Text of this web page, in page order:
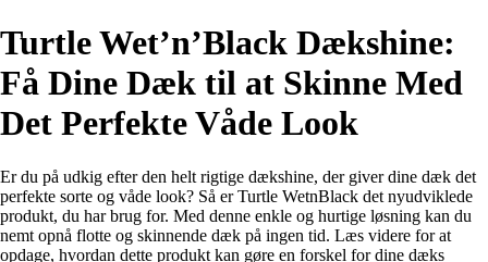
Turtle Wet’n’Black Dækshine:
Få Dine Dæk til at Skinne Med
Det Perfekte Våde Look
Er du på udkig efter den helt rigtige dækshine, der giver dine dæk det
perfekte sorte og våde look? Så er Turtle WetnBlack det nyudviklede
produkt, du har brug for. Med denne enkle og hurtige løsning kan du
nemt opnå flotte og skinnende dæk på ingen tid. Læs videre for at
opdage, hvordan dette produkt kan gøre en forskel for dine dæks